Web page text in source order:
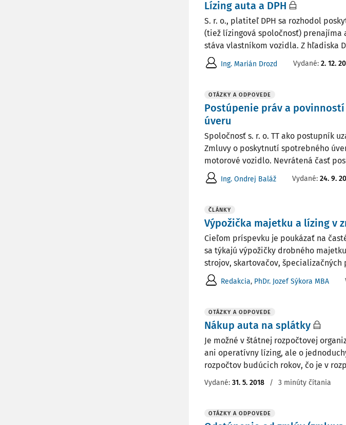
Lízing auta a DPH
S. r. o., platiteľ DPH sa rozhodol
(tiež lízingová spoločnosť) prenajíma
stáva vlastníkom vozidla. Z hľadiska
Ing. Marián Drozd Vydané: 2. 12.
OTÁZKY A ODPOVEDE
Postúpenie práv a
úveru
Spoločnosť s. r. o. TT ako postupník
Zmluvy o poskytnutí spotrebného
motorové vozidlo. Nevrátená časť
Ing. Ondrej Baláž Vydané: 24. 9.
ČLÁNKY
Výpožička majetku a lízing v
Cieľom príspevku je poukázať na
sa týkajú výpožičky drobného
strojov, skartovačov,
Redakcia, PhDr. Jozef Sýkora MBA
OTÁZKY A ODPOVEDE
Nákup auta na splátky
Je možné v štátnej rozpočtovej
ani operatívny lízing, ale o
rozpočtov budúcich rokov, čo je v
Vydané: 31. 5. 2018 / 3 minúty čítania
OTÁZKY A ODPOVEDE